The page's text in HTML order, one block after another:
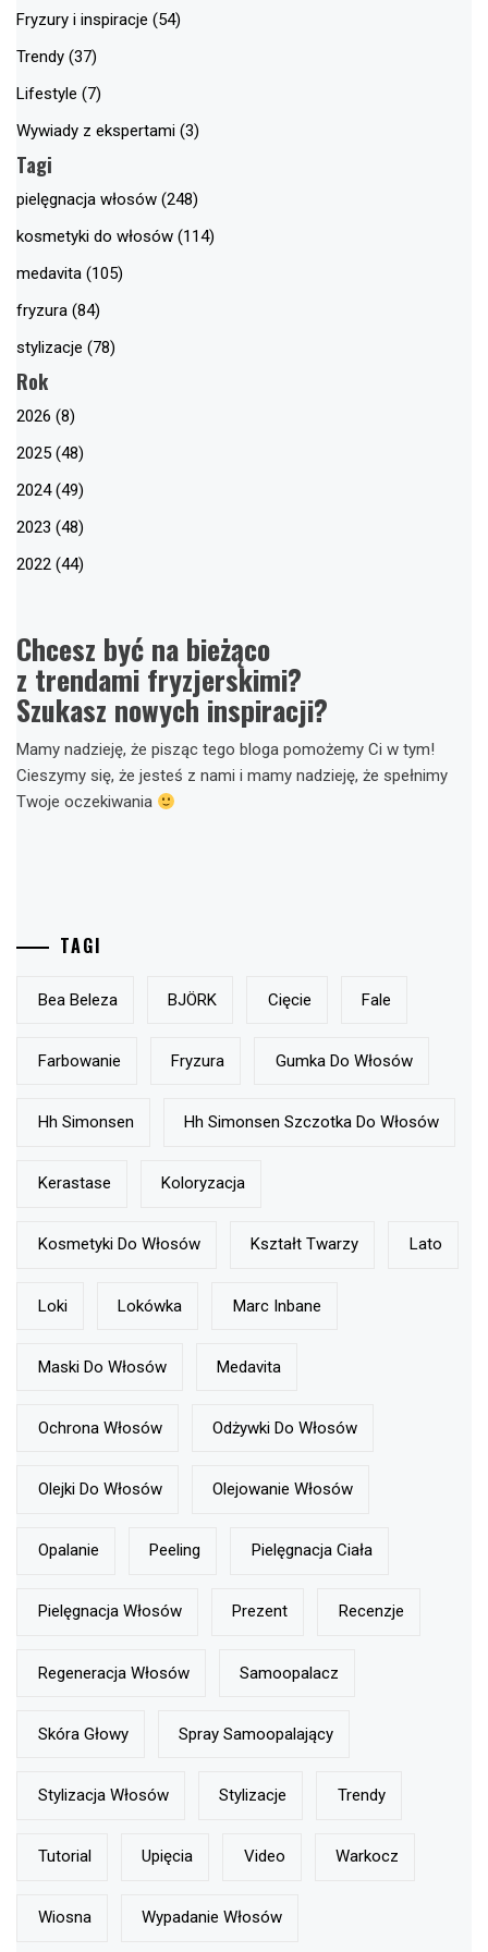
Fryzury i inspiracje (54)
Trendy (37)
Lifestyle (7)
Wywiady z ekspertami (3)
Tagi
pielęgnacja włosów (248)
kosmetyki do włosów (114)
medavita (105)
fryzura (84)
stylizacje (78)
Rok
2026 (8)
2025 (48)
2024 (49)
2023 (48)
2022 (44)
Chcesz być na bieżąco
z trendami fryzjerskimi?
Szukasz nowych inspiracji?
Mamy nadzieję, że pisząc tego bloga pomożemy Ci w tym!
Cieszymy się, że jesteś z nami i mamy nadzieję, że spełnimy
Twoje oczekiwania
TAGI
Bea Beleza BJÖRK Cięcie Fale
Farbowanie Fryzura Gumka Do Włosów
Hh Simonsen Hh Simonsen Szczotka Do Włosów
Kerastase Koloryzacja
Kosmetyki Do Włosów Kształt Twarzy Lato
Loki Lokówka Marc Inbane
Maski Do Włosów Medavita
Ochrona Włosów Odżywki Do Włosów
Olejki Do Włosów Olejowanie Włosów
Opalanie Peeling Pielęgnacja Ciała
Pielęgnacja Włosów Prezent Recenzje
Regeneracja Włosów Samoopalacz
Skóra Głowy Spray Samoopalający
Stylizacja Włosów Stylizacje Trendy
Tutorial Upięcia Video Warkocz
Wiosna Wypadanie Włosów